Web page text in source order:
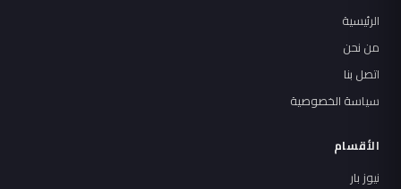
الرئيسية
من نحن
اتصل بنا
سياسة الخصوصية
الأقسام
نيوز بار